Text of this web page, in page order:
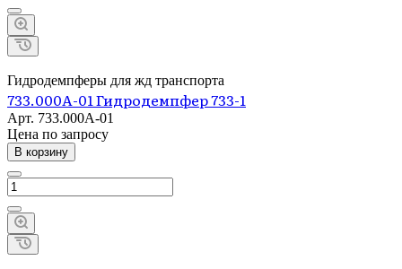
Гидродемпферы для жд транспорта
733.000А-01 Гидродемпфер 733-1
Арт. 733.000А-01
Цена по запросу
В корзину